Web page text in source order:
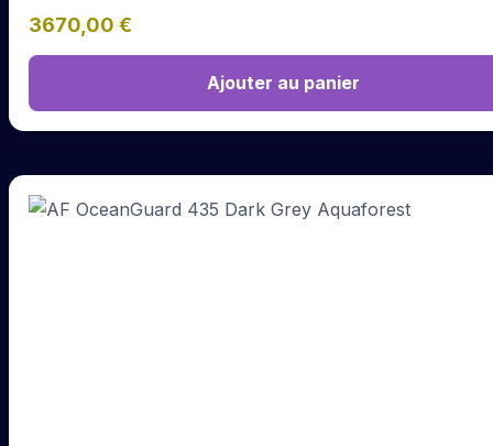
3670,00 €
Ajouter au panier